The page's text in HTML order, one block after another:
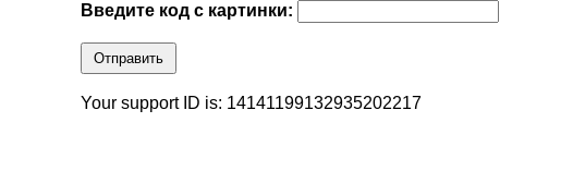
Введите код с картинки:
Отправить
Your support ID is: 14141199132935202217